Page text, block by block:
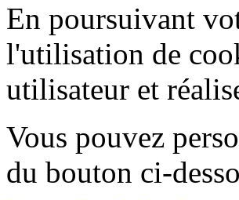
En poursuivant
l'utilisation de
utilisateur et
Vous pouvez
du bouton ci-